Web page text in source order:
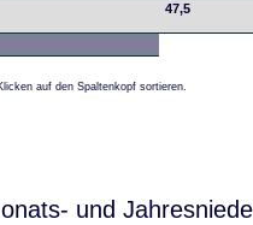
47,5
auf den Spaltenkopf sortieren.
und